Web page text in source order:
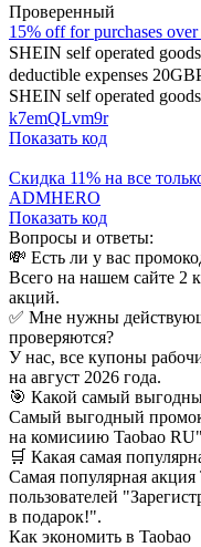
Проверенный
15% off for purchases
SHEIN self operated
deductible expenses
SHEIN self operated
k7emQLvm9r
Показать код
Скидка 11% на все
ADMHERO
Показать код
Вопросы и ответы:
💸 Есть ли у вас
Всего на нашем сайте 2
акций.
✅ Мне нужны
проверяются?
У нас, все купоны
на август 2026 года.
🎯 Какой самый
Самый выгодный
на комисиию Taobao
🛒 Какая самая
Самая популярная
пользователей
в подарок!".
Как экономить в Taobao